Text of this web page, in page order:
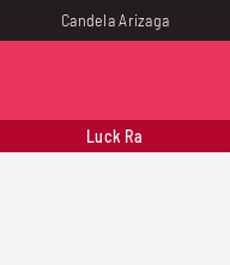
Candela Arizaga
Luck Ra